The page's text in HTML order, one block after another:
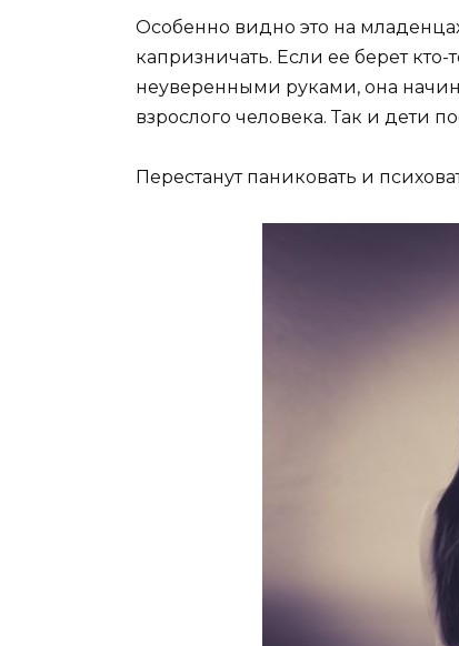
Особенно видно это на
капризничать. Если ее берет
неуверенными руками, она
взрослого человека. Так и дети
Перестанут паниковать и